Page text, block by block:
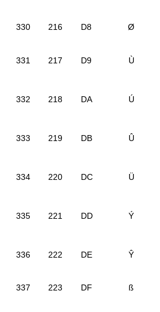
330 216 D8 Ø
331 217 D9 Ù
332 218 DA Ú
333 219 DB Û
334 220 DC Ü
335 221 DD Ý
336 222 DE Ŷ
337 223 DF ß